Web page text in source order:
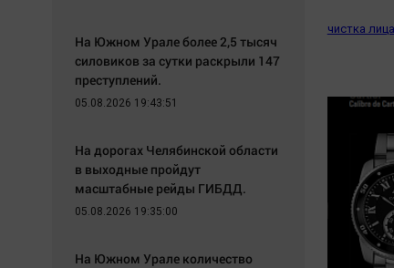
чистка
На Южном Урале более 2,5 тысяч
силовиков за сутки раскрыли 147
преступлений.
05.08.2026 19:43:51
На дорогах Челябинской области
в выходные пройдут
масштабные рейды ГИБДД.
05.08.2026 19:35:00
На Южном Урале количество